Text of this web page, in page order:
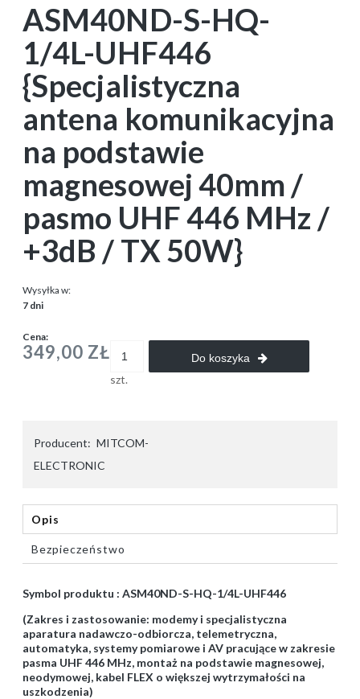
ASM40ND-S-HQ-
1/4L-UHF446
{Specjalistyczna
antena komunikacyjna
na podstawie
magnesowej 40mm /
pasmo UHF 446 MHz /
+3dB / TX 50W}
Wysyłka w:
7 dni
Cena:
349,00 ZŁ
szt.
Do koszyka
Producent: MITCOM-
ELECTRONIC
Opis
Bezpieczeństwo
Symbol produktu : ASM40ND-S-HQ-1/4L-UHF446
(Zakres i zastosowanie: modemy i specjalistyczna
aparatura nadawczo-odbiorcza, telemetryczna,
automatyka, systemy pomiarowe i AV pracujące w zakresie
pasma UHF 446 MHz, montaż na podstawie magnesowej,
neodymowej, kabel FLEX o większej wytrzymałości na
uszkodzenia)